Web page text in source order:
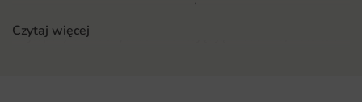
Gdzie sprawdzi się fototapeta Żyrafy w Muszce
Najlepszy efekt uzyskasz montując ją w salonie, holu lub
Czytaj więcej